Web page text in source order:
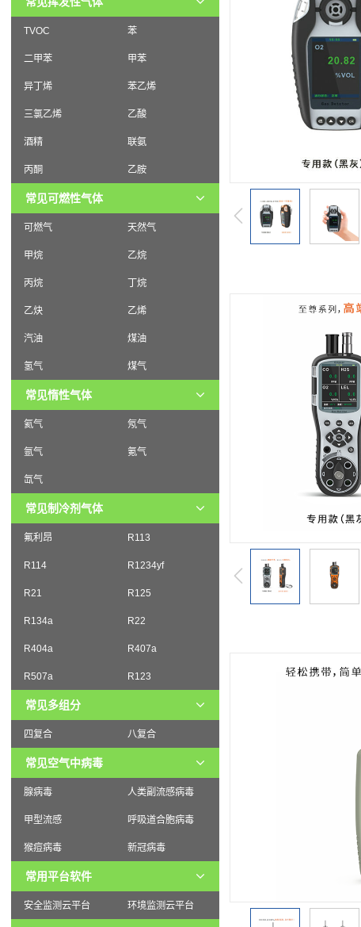
TVOC 苯
二甲苯 甲苯
异丁烯 苯乙烯
三氯乙烯 乙酸
酒精 联氨
丙酮 乙胺
常见可燃性气体
可燃气 天然气
甲烷 乙烷
丙烷 丁烷
乙炔 乙烯
汽油 煤油
氢气 煤气
常见惰性气体
氦气 氖气
氩气 氪气
氙气
常见制冷剂气体
氟利昂 R113
R114 R1234yf
R21 R125
R134a R22
R404a R407a
R507a R123
常见多组分
四复合 八复合
常见空气中病毒
腺病毒 人类副流感病毒
甲型流感 呼吸道合胞病毒
猴痘病毒 新冠病毒
常用平台软件
安全监测云平台 环境监测云平台